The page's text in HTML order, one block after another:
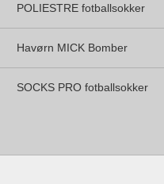
POLIESTRE fotballsokker
Havørn MICK Bomber
SOCKS PRO fotballsokker